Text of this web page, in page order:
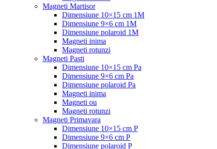
Magneti Martisor
Dimensiune 10×15 cm 1M
Dimensiune 9×6 cm 1M
Dimensiune polaroid 1M
Magneti inima
Magneti rotunzi
Magneti Pasti
Dimensiune 10×15 cm Pa
Dimensiune 9×6 cm Pa
Dimensiune polaroid Pa
Magneti inima
Magneti ou
Magneti rotunzi
Magneti Primavara
Dimensiune 10×15 cm P
Dimensiune 9×6 cm P
Dimensiune polaroid P